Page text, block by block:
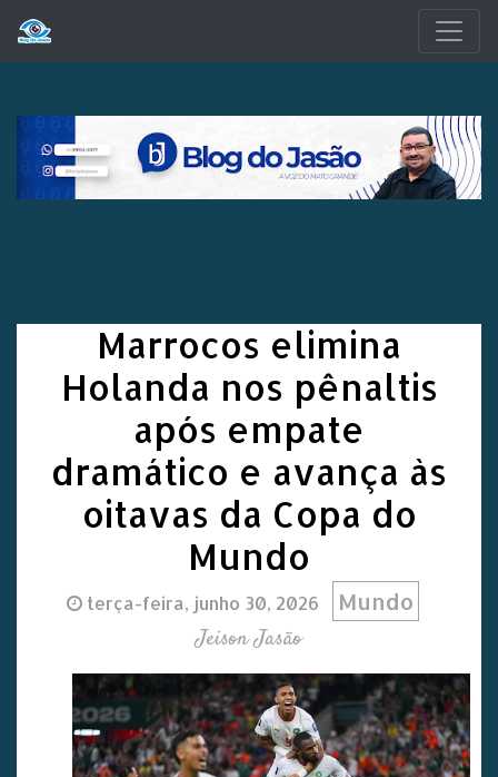
Marrocos elimina
Holanda nos pênaltis
após empate
dramático e avança às
oitavas da Copa do
Mundo
terça-feira, junho 30, 2026 Mundo
Jeison Jasão